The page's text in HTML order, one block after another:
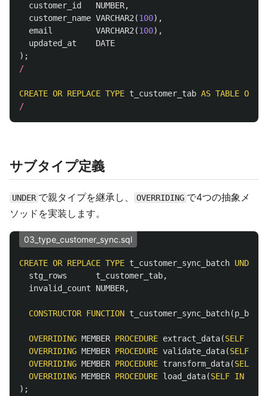
customer_id
NUMBER,
customer_name VARCHAR2 (100),
email
VARCHAR2 (100),
updated_at
DATE
);
/
CREATE OR REPLACE TYPE t_customer_tab AS TABLE OF
/
サブタイプ定義
UNDER で親タイプを継承し、 OVERRIDING で4つの抽象メ
ソッドを実装します。
03_type_customer_sync.sql
CREATE OR REPLACE TYPE t_customer_sync_batch UNDER
stg_rows
t_customer_tab,
invalid_count
NUMBER,
CONSTRUCTOR FUNCTION t_customer_sync_batch(
OVERRIDING MEMBER PROCEDURE extract_data(SELF
OVERRIDING MEMBER PROCEDURE validate_data(SELF
OVERRIDING MEMBER PROCEDURE transform_data(SELF
OVERRIDING MEMBER PROCEDURE load_data(SELF IN
);